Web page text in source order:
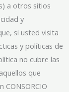
a otros sitios
y
si usted visita
y políticas de
no cubre las
que